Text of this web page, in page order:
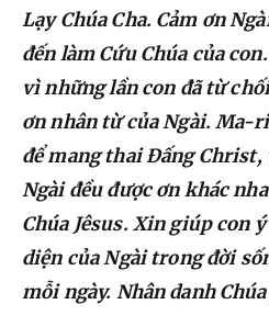
Lạy Chúa Cha. Cảm ơn
đến làm Cứu Chúa của
vì những lần con đã từ
ơn nhân từ của Ngài. Ma-
để mang thai Đấng
Ngài đều được ơn khác
Chúa Jêsus. Xin giúp con
diện của Ngài trong đời
mỗi ngày. Nhân danh